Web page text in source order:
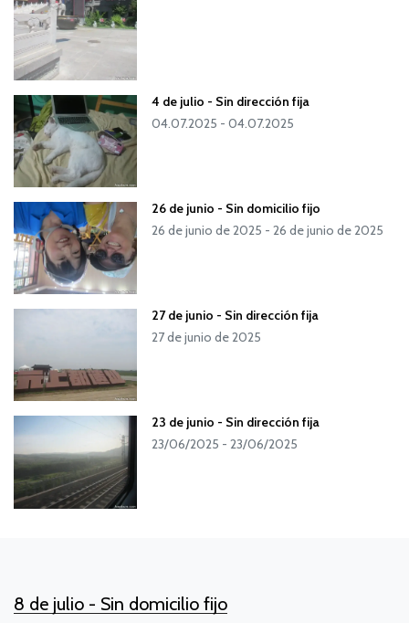
4 de julio - Sin dirección fija
04.07.2025 - 04.07.2025
26 de junio - Sin domicilio fijo
26 de junio de 2025 - 26 de junio de 2025
27 de junio - Sin dirección fija
27 de junio de 2025
23 de junio - Sin dirección fija
23/06/2025 - 23/06/2025
8 de julio - Sin domicilio fijo